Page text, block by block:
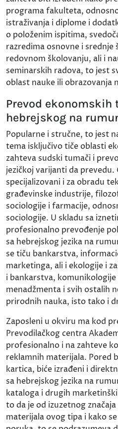
programa fakulteta,
istraživanja i diplome i
o položenim ispitima,
razredima osnovne i srednje
redovnom školovanju, ali i
seminarskih radova, to jest
oblast nauke ili obrazovanja
Prevod ekonomskih
hebrejskog na
Popularne i stručne, to jest
tema isključivo tiče oblasti
zahteva sudski tumači i
jezičkoj varijanti da prevedu.
specijalizovani i za obradu
građevinske industrije,
sociologije i farmacije,
sociologije. U skladu sa
profesionalno prevođenje
sa hebrejskog jezika na
se tiču bankarstva,
marketinga, ali i ekologije i
i bankarstva,
menadžmenta i svih ostalih
prirodnih nauka, isto tako i
Zaposleni u okviru ma kod
Prevodilačkog centra
profesionalno i na zahteve
reklamnih materijala. Pored
kartica, biće izrađeni i
sa hebrejskog jezika na
kataloga i drugih
to da je od izuzetnog
materijala ovog tipa i kako